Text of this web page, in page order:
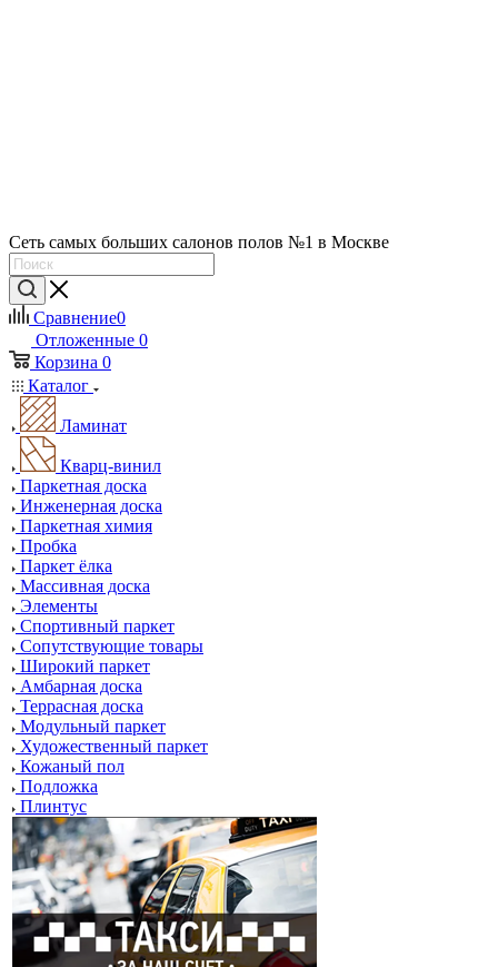
Сеть самых больших салонов полов №1 в Москве
Сравнение0
Отложенные 0
Корзина 0
Каталог
Ламинат
Кварц-винил
Паркетная доска
Инженерная доска
Паркетная химия
Пробка
Паркет ёлка
Массивная доска
Элементы
Спортивный паркет
Сопутствующие товары
Широкий паркет
Амбарная доска
Террасная доска
Модульный паркет
Художественный паркет
Кожаный пол
Подложка
Плинтус